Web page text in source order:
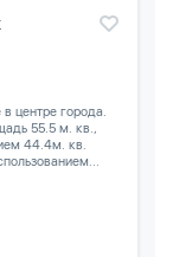
центре города.
55.5 м. кв.,
44.4м. кв.